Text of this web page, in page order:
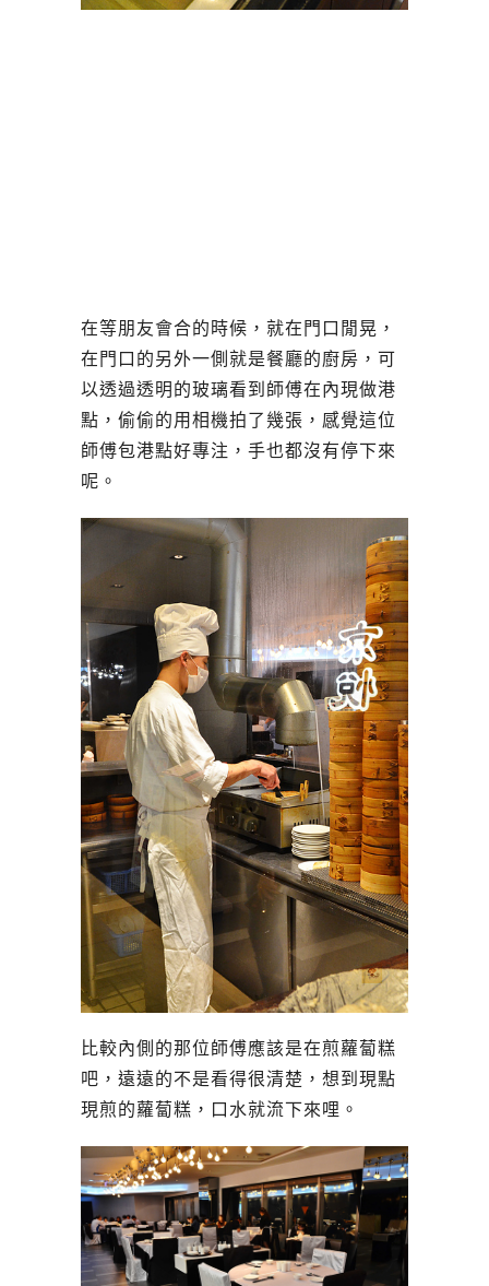
在等朋友會合的時候，就在門口閒晃，
在門口的另外一側就是餐廳的廚房，可
以透過透明的玻璃看到師傅在內現做港
點，偷偷的用相機拍了幾張，感覺這位
師傅包港點好專注，手也都沒有停下來
呢。
比較內側的那位師傅應該是在煎蘿蔔糕
吧，遠遠的不是看得很清楚，想到現點
現煎的蘿蔔糕，口水就流下來哩。